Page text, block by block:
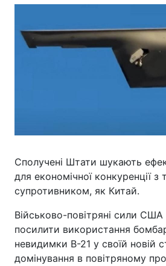
Сполучені Штати шукають
для економічної конкуренції
супротивником, як Китай.
Військово-повітряні сили
посилити використання
невидимки B-21 у своїй новій
домінування в повітряному